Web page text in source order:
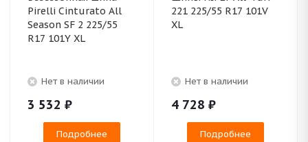
Pirelli Cinturato All
Season SF 2 225/55
R17 101Y XL
Нет в наличии
3 532 ₽
Подробнее
221 225/55 R17 101V
XL
Нет в наличии
4 728 ₽
Подробнее